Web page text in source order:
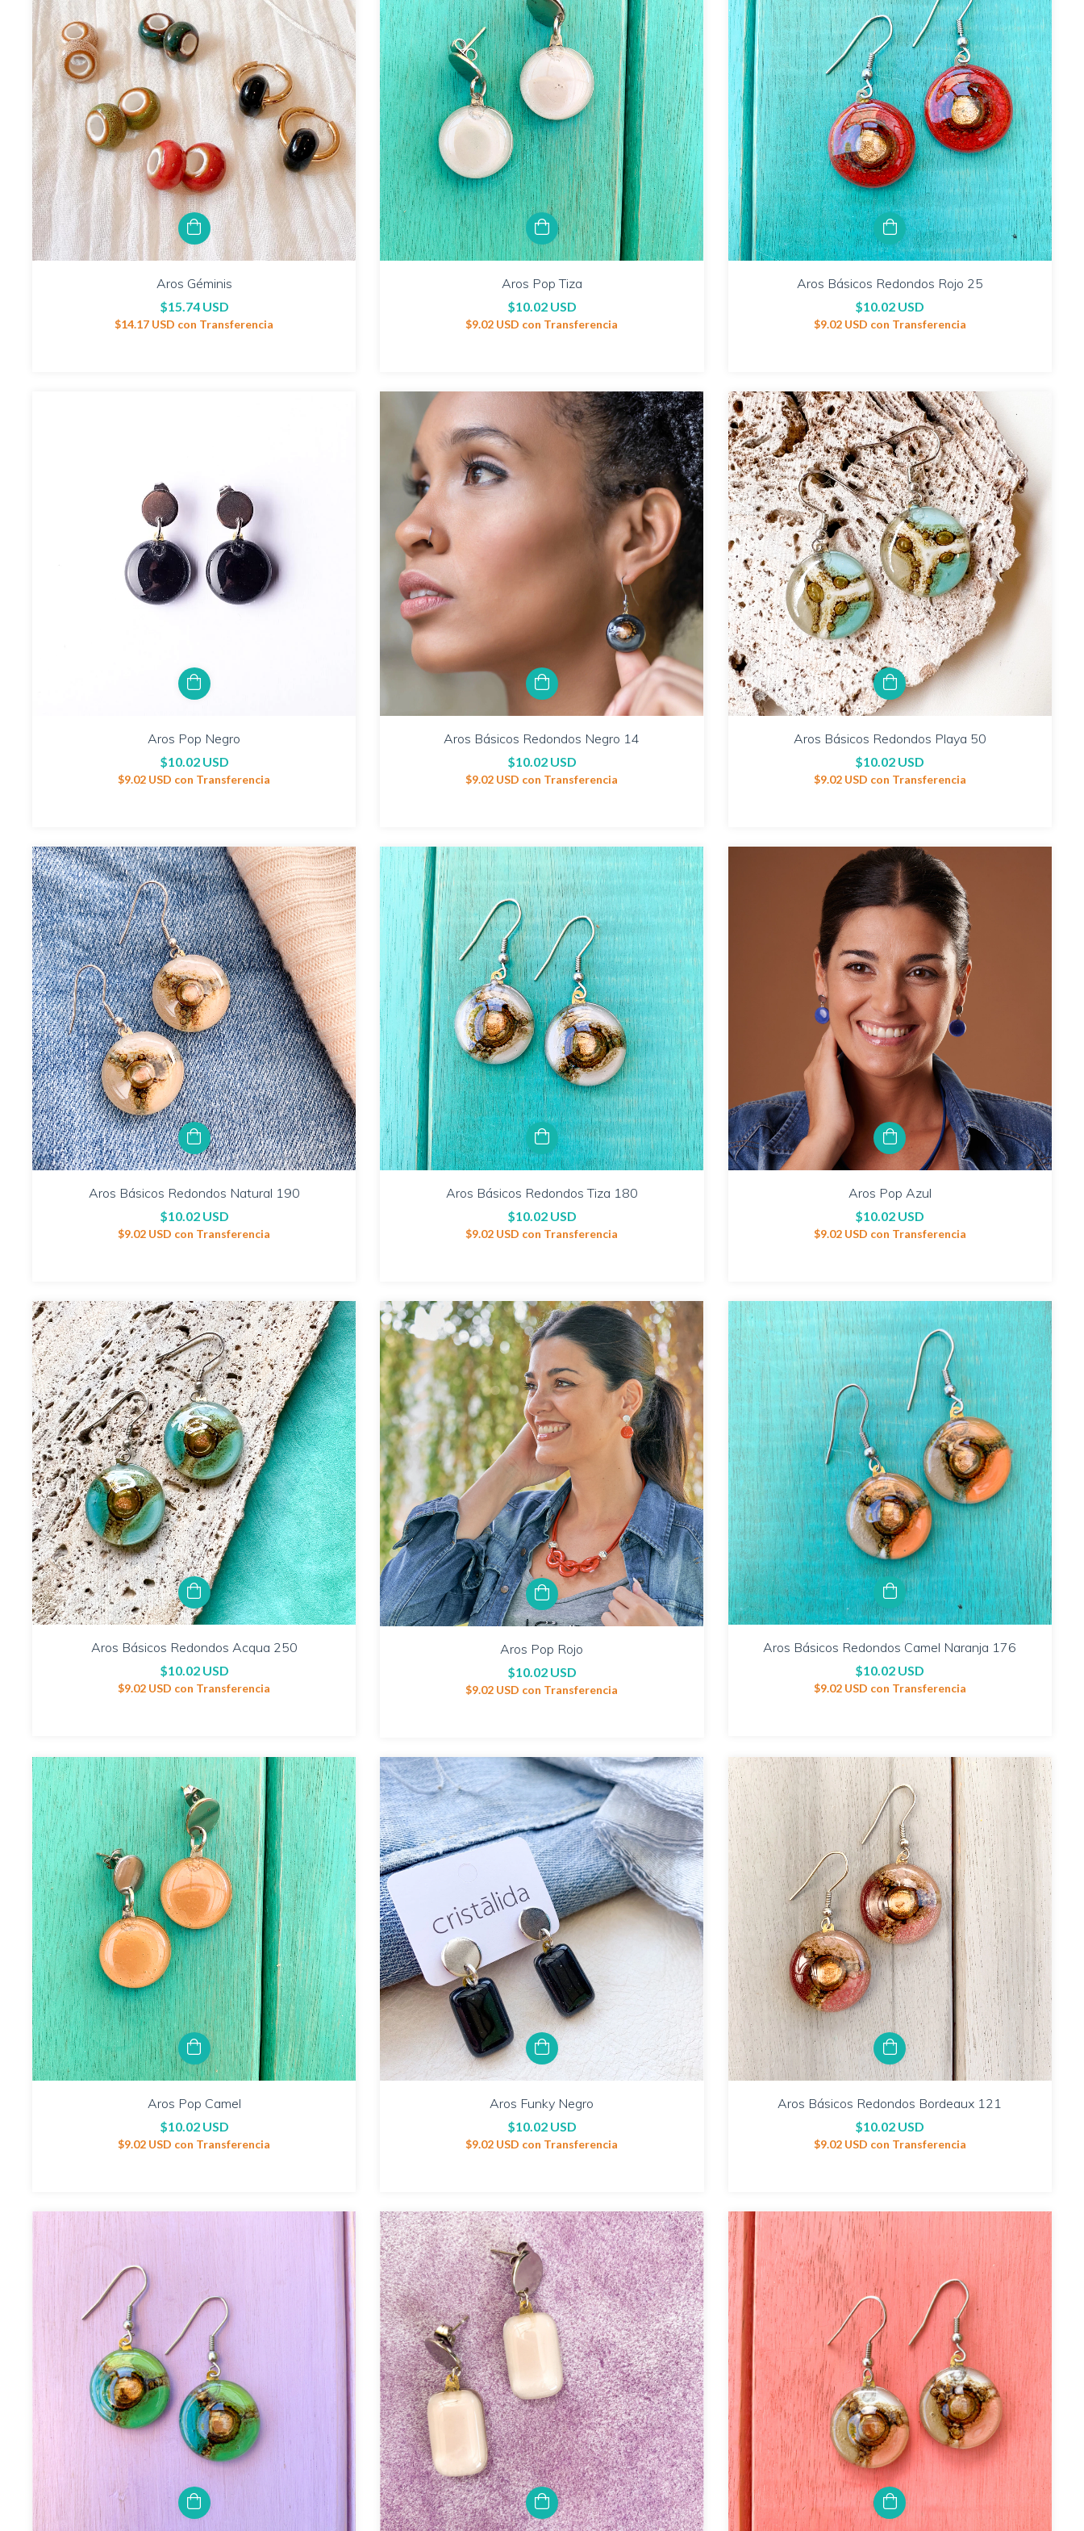
Aros Géminis
$15.74 USD
$14.17 USD con Transferencia
Aros Pop Tiza
$10.02 USD
$9.02 USD con Transferencia
Aros Básicos Redondos Rojo 25
$10.02 USD
$9.02 USD con Transferencia
Aros Pop Negro
$10.02 USD
$9.02 USD con Transferencia
Aros Básicos Redondos Negro 14
$10.02 USD
$9.02 USD con Transferencia
Aros Básicos Redondos Playa 50
$10.02 USD
$9.02 USD con Transferencia
Aros Básicos Redondos Natural 190
$10.02 USD
$9.02 USD con Transferencia
Aros Básicos Redondos Tiza 180
$10.02 USD
$9.02 USD con Transferencia
Aros Pop Azul
$10.02 USD
$9.02 USD con Transferencia
Aros Básicos Redondos Acqua 250
$10.02 USD
$9.02 USD con Transferencia
Aros Pop Rojo
$10.02 USD
$9.02 USD con Transferencia
Aros Básicos Redondos Camel Naranja 176
$10.02 USD
$9.02 USD con Transferencia
Aros Pop Camel
$10.02 USD
$9.02 USD con Transferencia
Aros Funky Negro
$10.02 USD
$9.02 USD con Transferencia
Aros Básicos Redondos Bordeaux 121
$10.02 USD
$9.02 USD con Transferencia